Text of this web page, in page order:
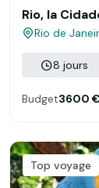
Rio, la
Rio de
8 jours
Budget3600 €
Top voyage